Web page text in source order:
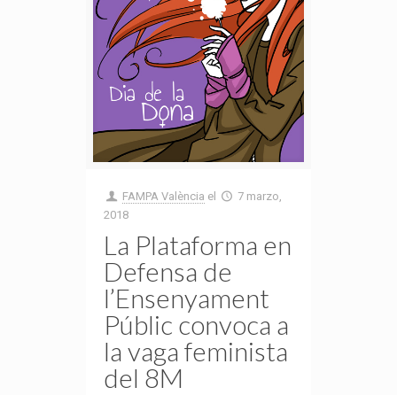
FAMPA València el
7 marzo,
2018
La Plataforma en
Defensa de
l’Ensenyament
Públic convoca a
la vaga feminista
del 8M